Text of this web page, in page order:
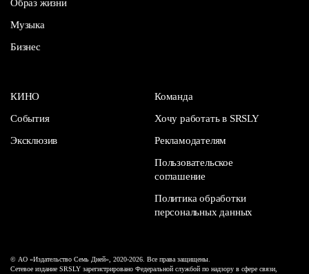
Образ жизни
Музыка
Бизнес
КИНО
События
Эксклюзив
Команда
Хочу работать в SRSLY
Рекламодателям
Пользовательское
соглашение
Политика обработки
персональных данных
© АО «Издательство Семь Дней», 2020-2026. Все права защищены.
Сетевое издание SRSLY зарегистрировано Федеральной службой по надзору в сфере связи,